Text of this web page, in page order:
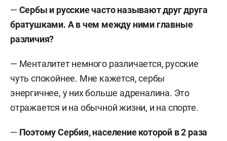
Румыния) — 2006–2010; «Перуджа» (Италия) —
2010/11; «Динамо» (Бухарест, Румыния) —
2011/12; «Омичка» (Омск) — 2012–2015;
(Цюрих, Швейцария) — 2016/17; «Динамо»
(Москва) — 2017/18; «Фенербахче» (Стамбул,
Турция) — 2018–2023; сборная России — с 2022
года; «Динамо – Ак Барс» (Казань) — с сезона
— Сербы и русские часто называют друг друга
братушками. А в чем между ними главные
различия?
— Менталитет немного различается, русские
чуть спокойнее. Мне кажется, сербы
энергичнее, у них больше адреналина. Это
отражается и на обычной жизни, и на спорте.
— Поэтому Сербия, население которой в 2 раза